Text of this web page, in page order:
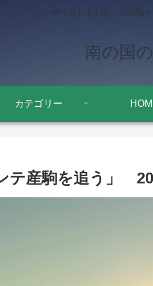
今十分しあわせ 自分軸
南の国
カテゴリー
テ産駒を追う」